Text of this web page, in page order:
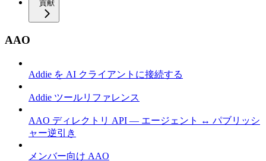
貢献
AAO
Addie を AI クライアントに接続する
Addie ツールリファレンス
AAO ディレクトリ API — エージェント ↔ パブリッシ
ャー逆引き
メンバー向け AAO